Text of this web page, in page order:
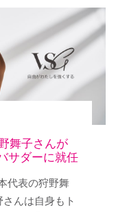
舞子さんが
サダーに就任
代表の狩野舞
んは自身もト